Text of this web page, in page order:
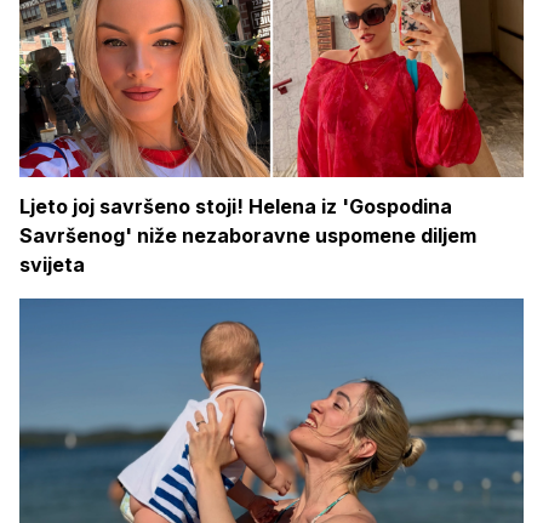
Ljeto joj savršeno stoji! Helena iz 'Gospodina
Savršenog' niže nezaboravne uspomene diljem
svijeta